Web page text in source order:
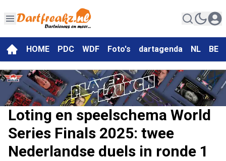
HOME PDC WDF Foto's dartagenda NL BE
Loting en speelschema World
Series Finals 2025: twee
Nederlandse duels in ronde 1